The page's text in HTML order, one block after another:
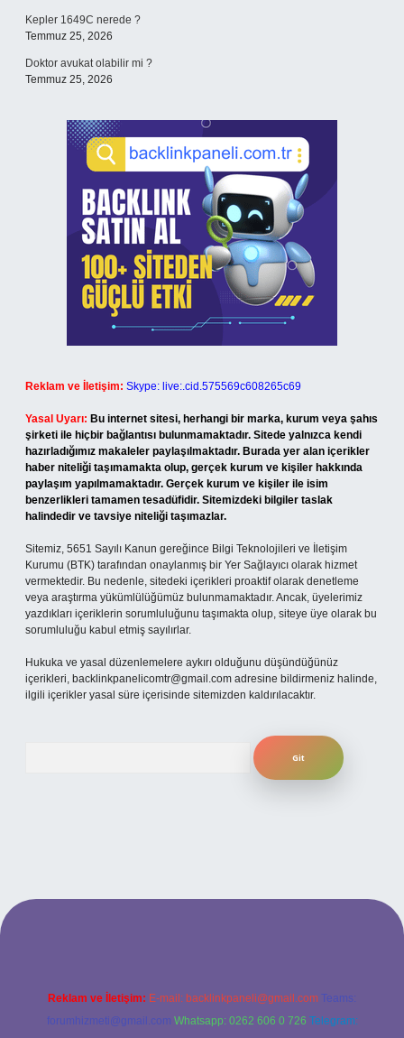
Kepler 1649C nerede ?
Temmuz 25, 2026
Doktor avukat olabilir mi ?
Temmuz 25, 2026
Reklam ve İletişim: Skype: live:.cid.575569c608265c69
Yasal Uyarı: Bu internet sitesi, herhangi bir marka, kurum veya şahıs
şirketi ile hiçbir bağlantısı bulunmamaktadır. Sitede yalnızca kendi
hazırladığımız makaleler paylaşılmaktadır. Burada yer alan içerikler
haber niteliği taşımamakta olup, gerçek kurum ve kişiler hakkında
paylaşım yapılmamaktadır. Gerçek kurum ve kişiler ile isim
benzerlikleri tamamen tesadüfidir. Sitemizdeki bilgiler taslak
halindedir ve tavsiye niteliği taşımazlar.
Sitemiz, 5651 Sayılı Kanun gereğince Bilgi Teknolojileri ve İletişim
Kurumu (BTK) tarafından onaylanmış bir Yer Sağlayıcı olarak hizmet
vermektedir. Bu nedenle, sitedeki içerikleri proaktif olarak denetleme
veya araştırma yükümlülüğümüz bulunmamaktadır. Ancak, üyelerimiz
yazdıkları içeriklerin sorumluluğunu taşımakta olup, siteye üye olarak bu
sorumluluğu kabul etmiş sayılırlar.
Hukuka ve yasal düzenlemelere aykırı olduğunu düşündüğünüz
içerikleri, backlinkpanelicomtr@gmail.com adresine bildirmeniz halinde,
ilgili içerikler yasal süre içerisinde sitemizden kaldırılacaktır.
Reklam ve İletişim: E-mail: backlinkpaneli@gmail.com Teams:
forumhizmeti@gmail.com Whatsapp: 0262 606 0 726 Telegram: